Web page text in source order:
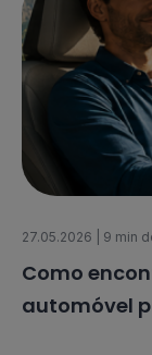
27.05.2026 | 9 min
Como
automóvel